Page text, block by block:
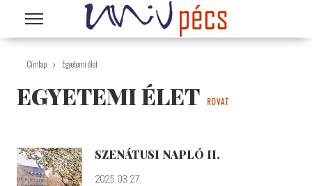
Ugrás a tartalomra
Címlap Egyetemi élet
EGYETEMI ÉLET ROVAT
SZENÁTUSI NAPLÓ II.
2025.03.27.